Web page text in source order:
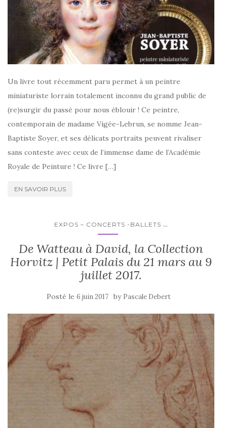
Un livre tout récemment paru permet à un peintre
miniaturiste lorrain totalement inconnu du grand public de
(re)surgir du passé pour nous éblouir ! Ce peintre,
contemporain de madame Vigée-Lebrun, se nomme Jean-
Baptiste Soyer, et ses délicats portraits peuvent rivaliser
sans conteste avec ceux de l’immense dame de l’Académie
Royale de Peinture ! Ce livre […]
EN SAVOIR PLUS
EXPOS – CONCERTS -BALLETS ...
De Watteau à David, la Collection
Horvitz | Petit Palais du 21 mars au 9
juillet 2017.
Posté le 6 juin 2017 by Pascale Debert